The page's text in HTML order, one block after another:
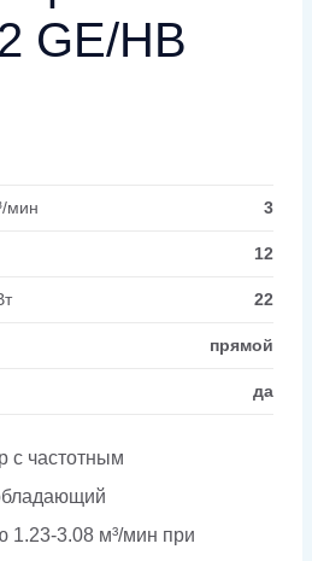
GE/HB
мин 3
12
22
прямой
да
с частотным
1.23-3.08 м³/мин при